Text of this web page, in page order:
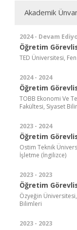
Akademik
2024 - Devam
Öğretim
TED Üniversitesi,
2024 - 2024
Öğretim
TOBB Ekonomi Ve
Fakültesi, Siyaset
2023 - 2024
Öğretim
Ostim Teknik
İşletme (İngilizce)
2023 - 2023
Öğretim
Özyeğin
Bilimleri
2023 - 2023